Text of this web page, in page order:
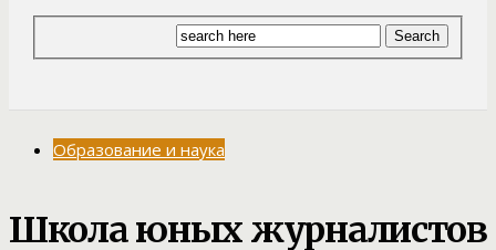
Образование и наука
Школа юных журналистов